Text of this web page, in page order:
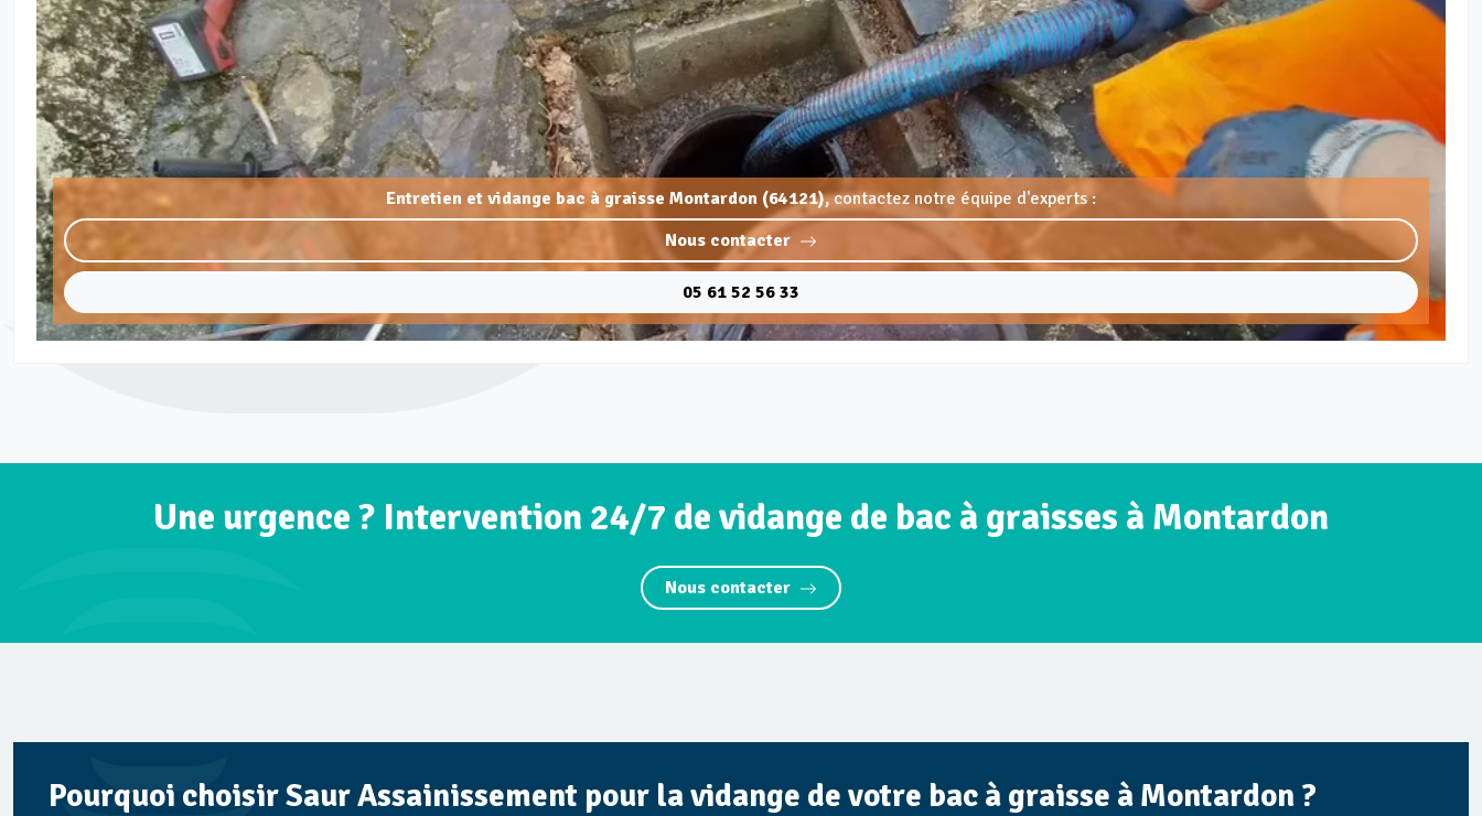
Entretien et vidange bac à graisse Montardon (64121),contactez notre équipe d'experts :
Nous contacter
05 61 52 56 33
Une urgence ? Intervention 24/7 de vidange de bac à graisses à Montardon
Nous contacter
Pourquoi choisir Saur Assainissement pour la vidange de votre bac à graisse à Montardon ?